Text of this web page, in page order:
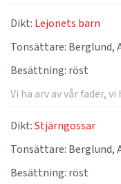
Dikt: Lejonets barn
Tonsättare: Berglund,
Besättning: röst
Vi ha arv av vår fader,
Dikt:Stjärngossar
Tonsättare: Berglund,
Besättning: röst